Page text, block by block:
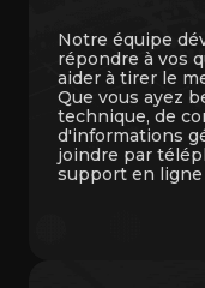
Notre équipe
répondre à vos
aider à tirer le
Que vous ayez
technique, de
d'informations
joindre par
support en ligne